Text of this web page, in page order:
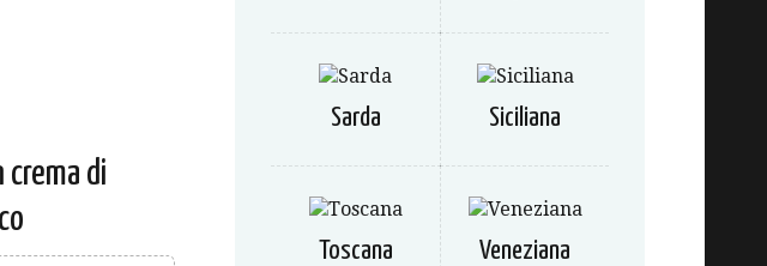
crema di
Sarda Siciliana
Toscana Veneziana